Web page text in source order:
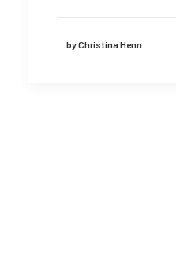
by Christina Henn